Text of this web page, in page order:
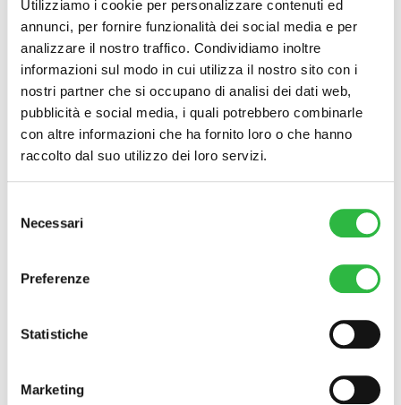
Utilizziamo i cookie per personalizzare contenuti ed
annunci, per fornire funzionalità dei social media e per
analizzare il nostro traffico. Condividiamo inoltre
informazioni sul modo in cui utilizza il nostro sito con i
nostri partner che si occupano di analisi dei dati web,
pubblicità e social media, i quali potrebbero combinarle
con altre informazioni che ha fornito loro o che hanno
raccolto dal suo utilizzo dei loro servizi.
delNecessari
Preferenze
Statistiche
Marketing
Livello di dolore:assente
Tempi di recupero:immediato
Suggerimenti:
evitare rapporti sessuali per le prime 48 ore